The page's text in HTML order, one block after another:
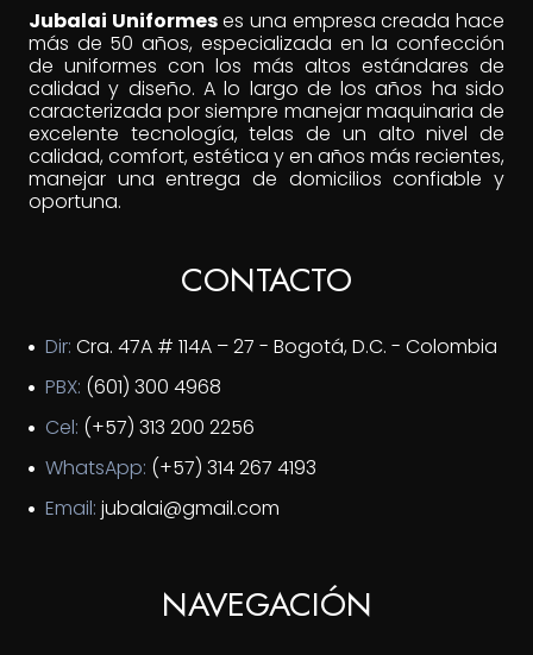
Jubalai Uniformeses una empresa creada hace
más de 50 años, especializada en la confección
de uniformes con los más altos estándares de
calidad y diseño. A lo largo de los años ha sido
caracterizada por siempre manejar maquinaria de
excelente tecnología, telas de un alto nivel de
calidad, comfort, estética y en años más recientes,
manejar una entrega de domicilios confiable y
oportuna.
CONTACTO
Dir: Cra. 47A # 114A – 27 - Bogotá, D.C. - Colombia
PBX: (601) 300 4968
Cel: (+57) 313 200 2256
WhatsApp: (+57) 314 267 4193
Email: jubalai@gmail.com
NAVEGACIÓN